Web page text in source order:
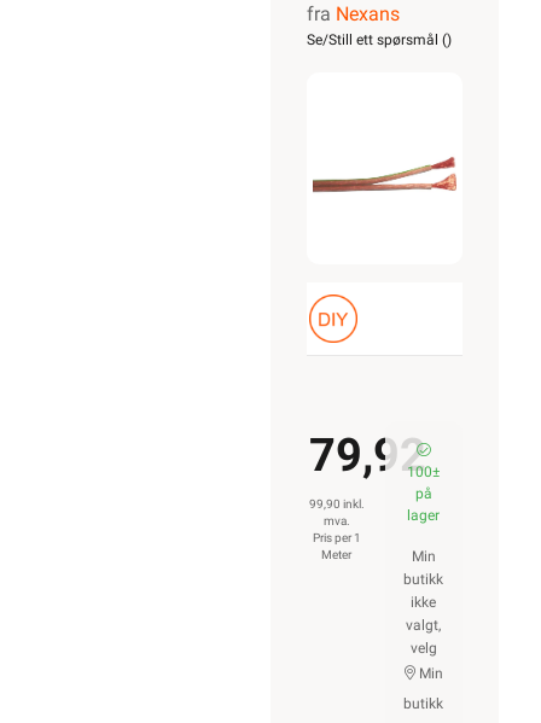
transp
fra Nexans
Se/Still ett spørsmål ()
79,92
99,90 inkl.
mva.
Pris per 1
Meter
100±
på
lager
Min
butikk
ikke
valgt,
velg
Min
butikk